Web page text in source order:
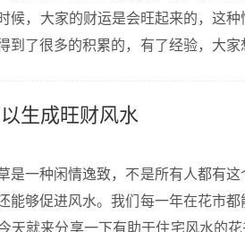
到了很多的积累的，有了经验，大家
生成旺财风水
是一种闲情逸致，不是所有人都有这
能够促进风水。我们每一年在花市
享一下有助于住宅风水的花卉吧。 常见花卉 一、